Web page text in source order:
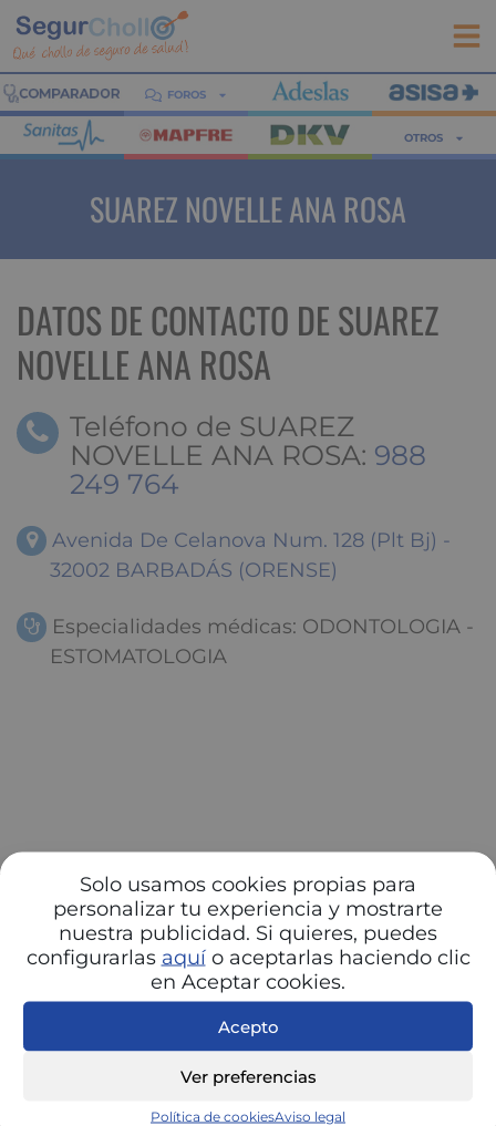
Solo usamos cookies propias para
personalizar tu experiencia y mostrarte
nuestra publicidad. Si quieres, puedes
configurarlas aquío aceptarlas haciendo clic
en Aceptar cookies.
Acepto
Ver preferencias
Política de cookiesAviso legal
FOROS
OTROS
SUAREZ NOVELLE ANA ROSA
DATOS DE CONTACTO DE SUAREZ
NOVELLE ANA ROSA
Teléfono de SUAREZ
NOVELLE ANA ROSA: 988
249 764
Avenida De Celanova Num. 128 (Plt Bj) -
32002 BARBADÁS (ORENSE)
Especialidades médicas: ODONTOLOGIA -
ESTOMATOLOGIA